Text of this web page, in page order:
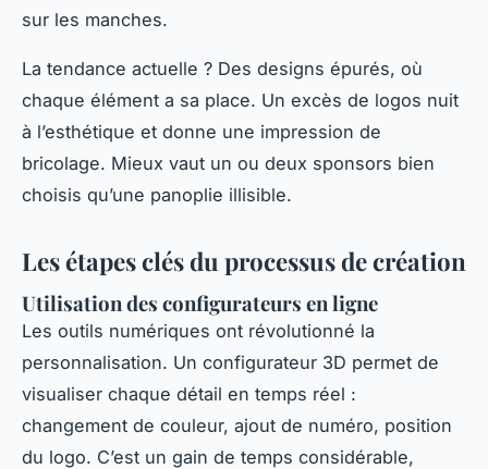
sur les manches.
La tendance actuelle ? Des designs épurés, où
chaque élément a sa place. Un excès de logos nuit
à l’esthétique et donne une impression de
bricolage. Mieux vaut un ou deux sponsors bien
choisis qu’une panoplie illisible.
Les étapes clés du processus de création
Utilisation des configurateurs en ligne
Les outils numériques ont révolutionné la
personnalisation. Un configurateur 3D permet de
visualiser chaque détail en temps réel :
changement de couleur, ajout de numéro, position
du logo. C’est un gain de temps considérable,